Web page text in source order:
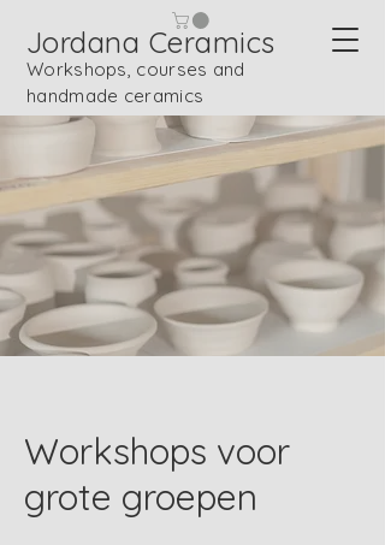
Jordana Ceramics
Workshops, courses and
handmade ceramics
Workshops voor
grote groepen